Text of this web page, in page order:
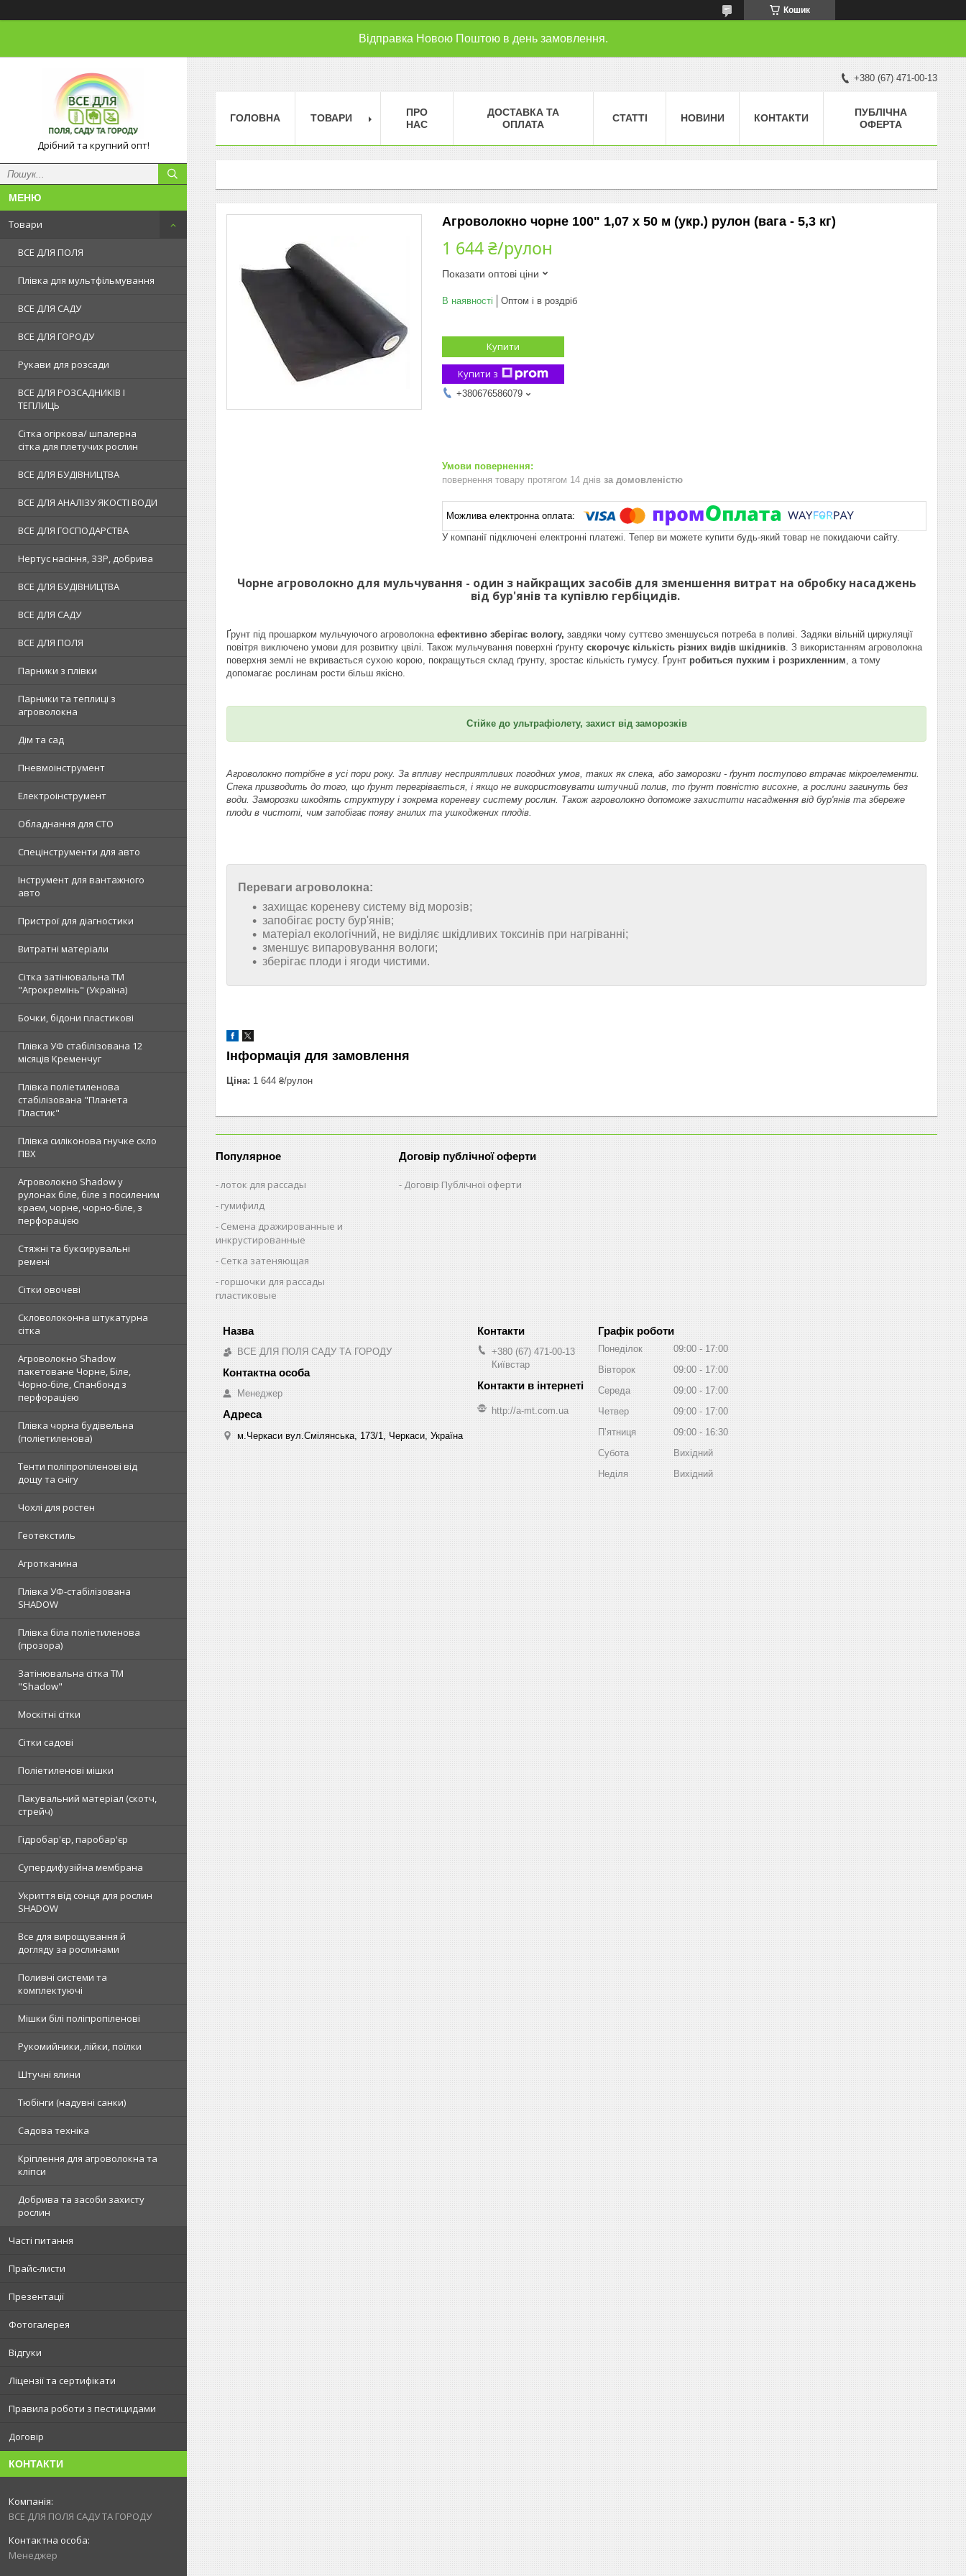
Кошик
Відправка Новою Поштою в день замовлення.
Дрібний та крупний опт!
Товари
ВСЕ ДЛЯ ПОЛЯ
Плівка для мультфільмування
ВСЕ ДЛЯ САДУ
ВСЕ ДЛЯ ГОРОДУ
Рукави для розсади
ВСЕ ДЛЯ РОЗСАДНИКІВ І
ТЕПЛИЦЬ
Сітка огіркова/ шпалерна
сітка для плетучих рослин
ВСЕ ДЛЯ БУДІВНИЦТВА
ВСЕ ДЛЯ АНАЛІЗУ ЯКОСТІ ВОДИ
ВСЕ ДЛЯ ГОСПОДАРСТВА
Нертус насіння, ЗЗР, добрива
ВСЕ ДЛЯ БУДІВНИЦТВА
ВСЕ ДЛЯ САДУ
ВСЕ ДЛЯ ПОЛЯ
Парники з плівки
Парники та теплиці з
агроволокна
Дім та сад
Пневмоінструмент
Електроінструмент
Обладнання для СТО
Спецінструменти для авто
Інструмент для вантажного
авто
Пристрої для діагностики
Витратні матеріали
Сітка затінювальна ТМ
"Агрокремінь" (Україна)
Бочки, бідони пластикові
Плівка УФ стабілізована 12
місяців Кременчуг
Плівка поліетиленова
стабілізована "Планета
Пластик"
Плівка силіконова гнучке скло
ПВХ
Агроволокно Shadow у
рулонах біле, біле з посиленим
краєм, чорне, чорно-біле, з
перфорацією
Стяжні та буксирувальні
ремені
Сітки овочеві
Скловолоконна штукатурна
сітка
Агроволокно Shadow
пакетоване Чорне, Біле,
Чорно-біле, Спанбонд з
перфорацією
Плівка чорна будівельна
(поліетиленова)
Тенти поліпропіленові від
дощу та снігу
Чохлі для ростен
Геотекстиль
Агротканина
Плівка УФ-стабілізована
SHADOW
Плівка біла поліетиленова
(прозора)
Затінювальна сітка ТМ
"Shadow"
Москітні сітки
Сітки садові
Поліетиленові мішки
Пакувальний матеріал (скотч,
стрейч)
Гідробар'єр, паробар'єр
Супердифузійна мембрана
Укриття від сонця для рослин
SHADOW
Все для вирощування й
догляду за рослинами
Поливні системи та
комплектуючі
Мішки білі поліпропіленові
Рукомийники, лійки, поїлки
Штучні ялини
Тюбінги (надувні санки)
Садова техніка
Кріплення для агроволокна та
кліпси
Добрива та засоби захисту
рослин
Часті питання
Прайс-листи
Презентації
Фотогалерея
Відгуки
Ліцензії та сертифікати
Правила роботи з пестицидами
Договір
КОНТАКТИ
ВСЕ ДЛЯ ПОЛЯ САДУ ТА ГОРОДУ
Менеджер
+380 (67) 471-00-13
ГОЛОВНА ТОВАРИ
ПРО
НАС
ДОСТАВКА ТА
ОПЛАТА
СТАТТІ НОВИНИ КОНТАКТИ
ПУБЛІЧНА
ОФЕРТА
Агроволокно чорне 100" 1,07 х 50 м (укр.) рулон (вага - 5,3 кг)
1 644 ₴/рулон
Показати оптові ціни
В наявності Оптом і в роздріб
Купити
Купити з
+380676586079
повернення товару протягом 14 днів за домовленістю
У компанії підключені електронні платежі. Тепер ви можете купити будь-який товар не покидаючи сайту.
Чорне агроволокно для мульчування - один з найкращих засобів для зменшення витрат на обробку насаджень
від бур'янів та купівлю гербіцидів.
Ґрунт під прошарком мульчуючого агроволокна ефективно зберігає вологу, завдяки чому суттєво зменшуєься потреба в поливі. Задяки вільній циркуляції
повітря виключено умови для розвитку цвілі. Також мульчування поверхні ґрунту скорочує кількість різних видів шкідників . З використанням агроволокна
поверхня землі не вкривається сухою корою, покращуться склад ґрунту, зростає кількість гумусу. Ґрунт робиться пухким і розрихленним , а тому
допомагає рослинам рости більш якісно.
Стійке до ультрафіолету, захист від заморозків
Агроволокно потрібне в усі пори року. За впливу несприятливих погодних умов, таких як спека, або заморозки - ґрунт поступово втрачає мікроелементи.
Спека призводить до того, що ґрунт перегрівається, і якщо не використовувати штучний полив, то ґрунт повністю висохне, а рослини загинуть без
води. Заморозки шкодять структуру і зокрема кореневу систему рослин. Також агроволокно допоможе захистити насадження від бур'янів та збереже
плоди в чистоті, чим запобігає появу гнилих та ушкоджених плодів.
Переваги агроволокна:
захищає кореневу систему від морозів;
запобігає росту бур'янів;
матеріал екологічний, не виділяє шкідливих токсинів при нагріванні;
зменшує випаровування вологи;
зберігає плоди і ягоди чистими.
Інформація для замовлення
Ціна: 1 644 ₴/рулон
Популярное
лоток для рассады
гумифилд
Семена дражированные и
инкрустированные
Сетка затеняющая
горшочки для рассады
пластиковые
Договір публічної оферти
Договір Публічної оферти
ВСЕ ДЛЯ ПОЛЯ САДУ ТА ГОРОДУ
Менеджер
м.Черкаси вул.Смілянська, 173/1, Черкаси, Україна
+380 (67) 471-00-13
Київстар
http://a-mt.com.ua
Графік роботи
Понеділок 09:00
17:00
Вівторок
09:00
17:00
Середа
09:00
17:00
Четвер
09:00
17:00
Пʼятниця
09:00
16:30
Субота
Вихідний
Неділя
Вихідний